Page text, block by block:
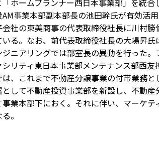
ホームプランナー西日本事業部」を統合
事業本部副本部長の池田幹氏が有効活
社の東美商事の代表取締役社長に川村
る。なお、前代表取締役社長の大場昇氏
ニアリングでは部室長の異動を行った
リティ東日本事業部メンテナンス部西友
、これまで不動産分譲事業の付帯業務
して不動産投資事業部を新設し、不動
業本部下におく。それに伴い、マーケ
。